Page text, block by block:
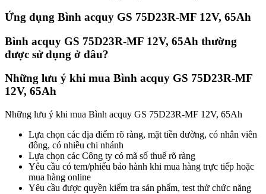
Ứng dụng Bình acquy GS 75D23R-MF 12V, 65Ah
Bình acquy GS 75D23R-MF 12V, 65Ah thường
được sử dụng ở đâu?
Những lưu ý khi mua Bình acquy GS 75D23R-MF
12V, 65Ah
Những lưu ý khi mua Bình acquy GS 75D23R-MF 12V, 65Ah
Lựa chọn các địa điểm rõ ràng, mặt tiền đường, có nhân viên
đông, có nhiều chi nhánh
Lựa chọn các Công ty có mã số thuế rõ ràng
Yêu cầu có tem/phiếu bảo hành khi mua hàng trực tiếp hoặc
mua hàng online
Yêu cầu được quyền kiểm tra sản phẩm, test thử chức năng